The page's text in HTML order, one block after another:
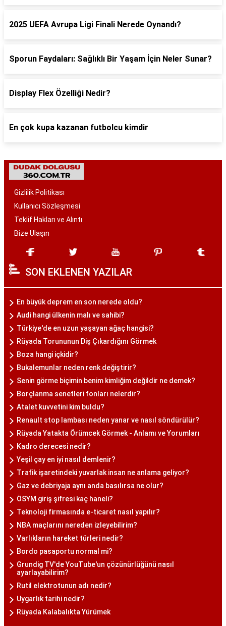
2025 UEFA Avrupa Ligi Finali Nerede Oynandı?
Sporun Faydaları: Sağlıklı Bir Yaşam İçin Neler Sunar?
Display Flex Özelliği Nedir?
En çok kupa kazanan futbolcu kimdir
Gizlilik Politikası
Kullanıcı Sözleşmesi
Teklif Hakları ve Alıntı
Bize Ulaşın
SON EKLENEN YAZILAR
En büyük deprem en son nerede oldu?
Audi hangi ülkenin malı ve sahibi?
Türkiye'de en uzun yaşayan ağaç hangisi?
Rüyada Torununun Diş Çıkardığını Görmek
Boza hangi içkidir?
Bukalemunlar neden renk değiştirir?
Senin görme biçimin benim kimliğim değildir ne demek?
Borçlanma senetleri fonları nelerdir?
Atalet kuvvetini kim buldu?
Renault stop lambası neden yanar ve nasıl söndürülür?
Rüyada Yatakta Örümcek Görmek - Anlamı ve Yorumları
Kadro derecesi nedir?
Yeşil çay en iyi nasıl demlenir?
Trafik işaretindeki yuvarlak insan ne anlama geliyor?
Gaz ve debriyaja aynı anda basılırsa ne olur?
ÖSYM giriş şifresi kaç haneli?
Teknoloji firmasında e-ticaret nasıl yapılır?
NBA maçlarını nereden izleyebilirim?
Varlıkların hareket türleri nedir?
Bordo pasaportu normal mi?
Grundig TV'de YouTube'un çözünürlüğünü nasıl
ayarlayabilirim?
Rutil elektrotunun adı nedir?
Uygarlık tarihi nedir?
Rüyada Kalabalıkta Yürümek